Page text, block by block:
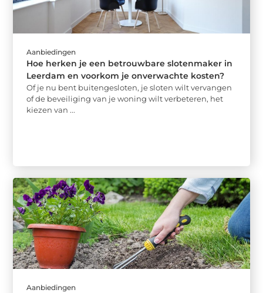
Aanbiedingen
Hoe herken je een betrouwbare slotenmaker in
Leerdam en voorkom je onverwachte kosten?
Of je nu bent buitengesloten, je sloten wilt vervangen
of de beveiliging van je woning wilt verbeteren, het
kiezen van ...
Aanbiedingen